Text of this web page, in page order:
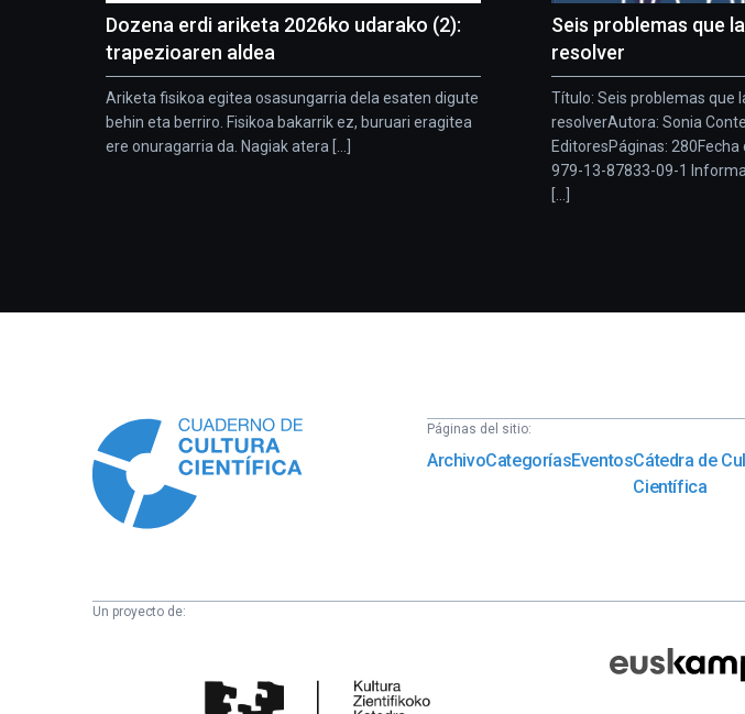
Dozena erdi ariketa 2026ko udarako (2):
trapezioaren aldea
Ariketa fisikoa egitea osasungarria dela esaten digute
behin eta berriro. Fisikoa bakarrik ez, buruari eragitea
ere onuragarria da. Nagiak atera [...]
Seis problemas que
resolver
Título: Seis problemas que
resolverAutora: Sonia
EditoresPáginas: 280Fecha
979-13-87833-09-1
[...]
Páginas del sitio:
ArchivoCategoríasEventosCátedra de
Científica
Un proyecto de:
Fundazioa